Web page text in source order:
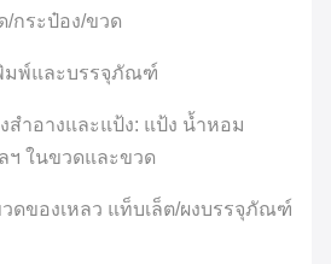
กระป๋อง/ขวด
มพ์และบรรจุภัณฑ์
สำอางและแป้ง: แป้ง น้ำหอม
ฯ ในขวดและขวด
ดของเหลว แท็บเล็ต/ผงบรรจุภัณฑ์